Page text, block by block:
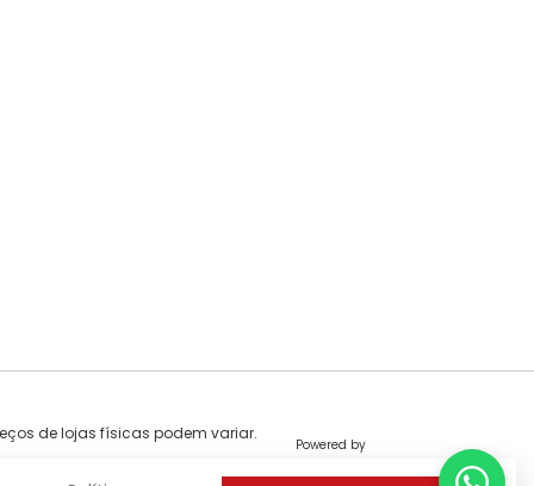
de lojas físicas podem variar.
Powered by